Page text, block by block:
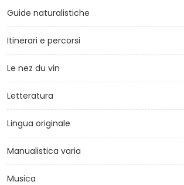
Guide naturalistiche
Itinerari e percorsi
Le nez du vin
Letteratura
Lingua originale
Manualistica varia
Musica